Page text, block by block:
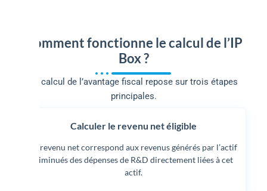
Comment fonctionne le calcul de l’IP
Box ?
Le calcul de l’avantage fiscal repose sur trois étapes
principales.
Calculer le revenu net éligible
Le revenu net correspond aux revenus générés par l’actif
diminués des dépenses de R&D directement liées à cet
actif.